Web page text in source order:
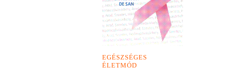
EGÉSZSÉGES
ÉLETMÓD